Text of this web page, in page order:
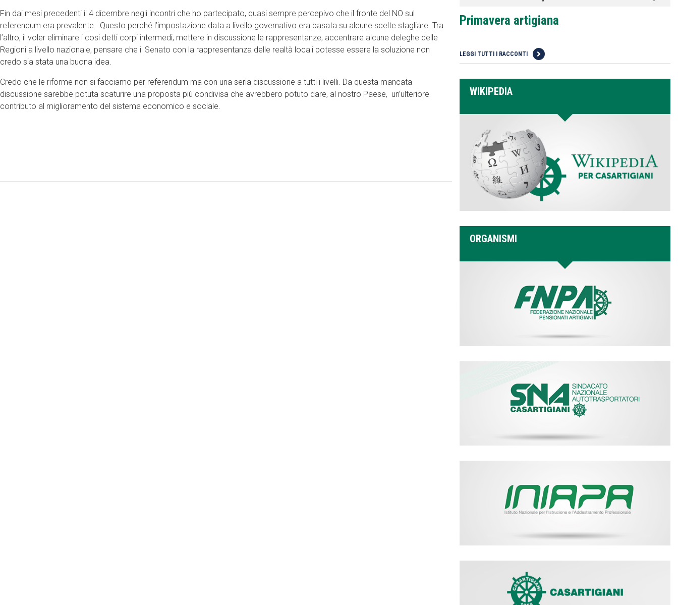
Fin dai mesi precedenti il 4 dicembre negli incontri che ho partecipato, quasi sempre percepivo che il fronte del NO sul
referendum era prevalente. Questo perché l’impostazione data a livello governativo era basata su alcune scelte stagliare. Tra
l’altro, il voler eliminare i cosi detti corpi intermedi, mettere in discussione le rappresentanze, accentrare alcune deleghe delle
Regioni a livello nazionale, pensare che il Senato con la rappresentanza delle realtà locali potesse essere la soluzione non
credo sia stata una buona idea.
Credo che le riforme non si facciamo per referendum ma con una seria discussione a tutti i livelli. Da questa mancata
discussione sarebbe potuta scaturire una proposta più condivisa che avrebbero potuto dare, al nostro Paese, un’ulteriore
contributo al miglioramento del sistema economico e sociale.
Primavera artigiana
LEGGI TUTTI I RACCONTI
WIKIPEDIA
ORGANISMI